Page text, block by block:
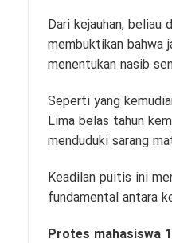
Dari kejauhan,
membuktikan bahwa
menentukan nasib
Seperti yang
Lima belas tahun
menduduki sarang
Keadilan puitis ini
fundamental antara
Protes mahasiswa